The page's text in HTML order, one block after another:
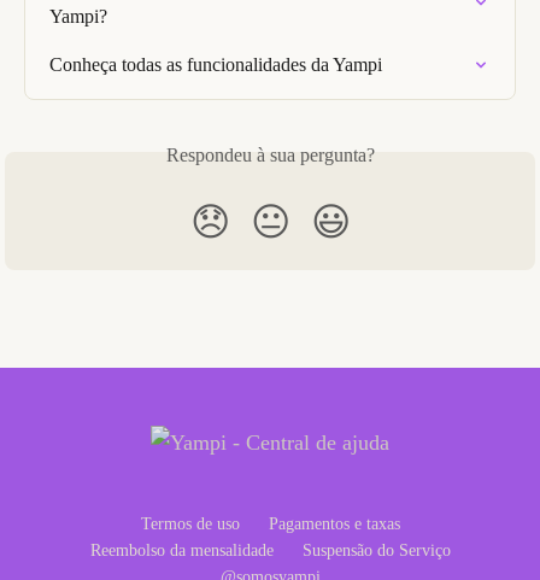
Yampi?
Conheça todas as funcionalidades da Yampi
Respondeu à sua pergunta?
😞 😐 😃
Termos de uso
Pagamentos e taxas
Reembolso da mensalidade
Suspensão do Serviço